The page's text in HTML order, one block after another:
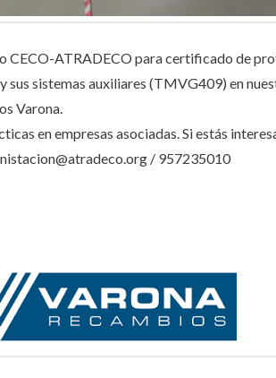
CECO-ATRADECO para certificado de
sus sistemas auxiliares (TMVG409) en
Varona.
en empresas asociadas. Si estás
/ 957235010